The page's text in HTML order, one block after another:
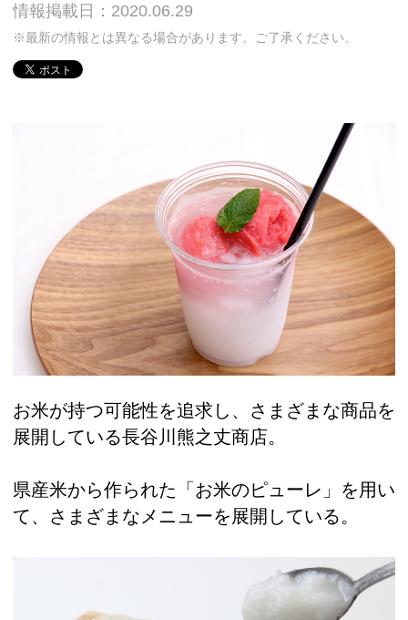
情報掲載日：2020.06.29
※最新の情報とは異なる場合があります。ご了承ください。
お米が持つ可能性を追求し、さまざまな商品を
展開している長谷川熊之丈商店。
県産米から作られた「お米のピューレ」を用い
て、さまざまなメニューを展開している。